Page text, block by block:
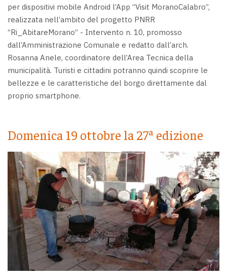
per dispositivi mobile Android l’App “Visit MoranoCalabro”,
realizzata nell’ambito del progetto PNRR
“Ri_AbitareMorano” - Intervento n. 10, promosso
dall’Amministrazione Comunale e redatto dall’arch.
Rosanna Anele, coordinatore dell’Area Tecnica della
municipalità. Turisti e cittadini potranno quindi scoprire le
bellezze e le caratteristiche del borgo direttamente dal
proprio smartphone.
Domenica 19 ottobre la 27ª edizione